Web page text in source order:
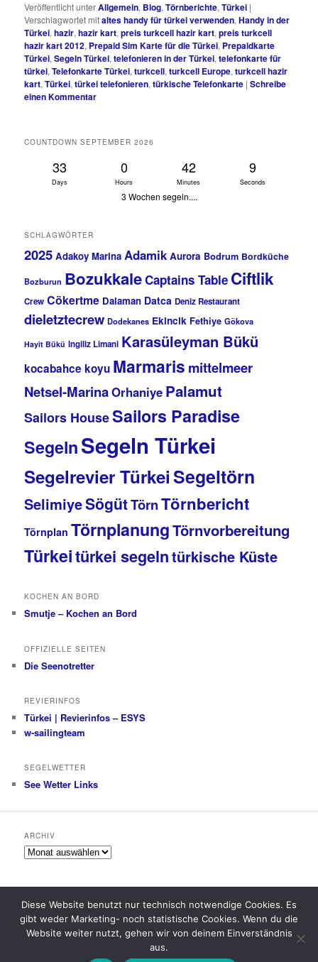
Veröffentlicht unterAllgemein, Blog,Törnberichte,Türkei |
Verschlagwortet mitaltes handy für türkei verwenden,Handy in der
Türkei,hazir,hazir kart,preis turkcell hazir kart,preis turkcell
hazir kart 2012, Prepaid Sim Karte für die Türkei, Prepaidkarte
Türkei,Segeln Türkei,telefonieren in der Türkei,telefonkarte für
türkei,Telefonkarte Türkei,turkcell,turkcell Europe,turkcell hazir
kart,Türkei,türkei telefonieren,türkische Telefonkarte |Schreibe
einen Kommentar
COUNTDOWN SEPTEMBER 2026
33
Days
0
Hours
42
Minutes
8
Seconds
3 Wochen segeln....
SCHLAGWÖRTER
2025 Adakoy Marina Adamik Aurora Bodrum Bordküche
Bozburun BozukkaleCaptains Table Ciftlik
Crew Cökertme Dalaman Datca Deniz Restaurant
dieletztecrew Dodekanes Ekincik Fethiye Gökova
Hayit Bükü Ingiliz Limani Karasüleyman Bükü
kocabahce koyu Marmaris mittelmeer
Netsel-MarinaOrhaniye Palamut
Sailors HouseSailors Paradise
SegelnSegeln Türkei
Segelrevier TürkeiSegeltörn
SelimiyeSögütTörnTörnbericht
Törnplan TörnplanungTörnvorbereitung
Türkeitürkei segelntürkische Küste
KOCHEN AN BORD
Smutje – Kochen an Bord
OFFIZIELLE SEITEN
Die Seenotretter
REVIERINFOS
Türkei | Revierinfos – ESYS
w-sailingteam
SEGELWETTER
See Wetter Links
ARCHIV
Archiv
Datenschutzerklärung Stolz präsentiert von WordPress
Diese Website benutzt nur technisch notwendige Cookies. Es
gibt weder Marketing- noch statistische Cookies. Wenn du die
Website weiter nutzt, gehen wir von deinem Einverständnis
aus.